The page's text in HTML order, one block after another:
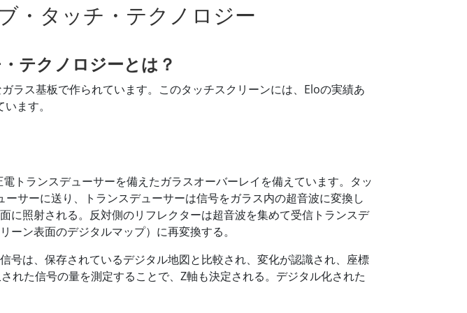
・タッチ・テクノロジー
テクノロジーとは？
ラス基板で作られています。このタッチスクリーンには、Eloの実績あ
ます。
トランスデューサーを備えたガラスオーバーレイを備えています。タッ
サーに送り、トランスデューサーは信号をガラス内の超音波に変換し
に照射される。反対側のリフレクターは超音波を集めて受信トランスデ
ン表面のデジタルマップ）に再変換する。
号は、保存されているデジタル地図と比較され、変化が認識され、座標
れた信号の量を測定することで、Z軸も決定される。デジタル化された